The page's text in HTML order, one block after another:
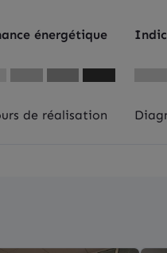
énergétique
de réalisation